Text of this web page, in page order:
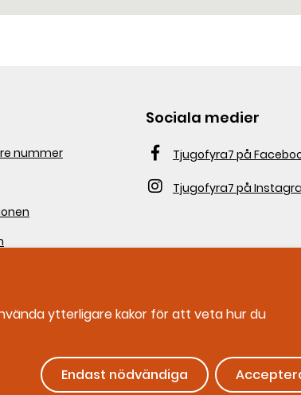
nummer
Sociala medier
Tjugofyra7 på
Tjugofyra7 på
ytterligare kakor för att veta hur du
Endast nödvändiga